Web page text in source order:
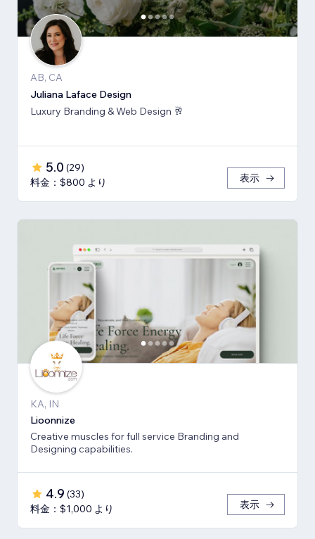
AB, CA
Juliana Laface Design
Luxury Branding & Web Design 🥂
5.0 (29)
料金：$800 より
表示
KA, IN
Lioonnize
Creative muscles for full service Branding and
Designing capabilities.
4.9 (33)
料金：$1,000 より
表示